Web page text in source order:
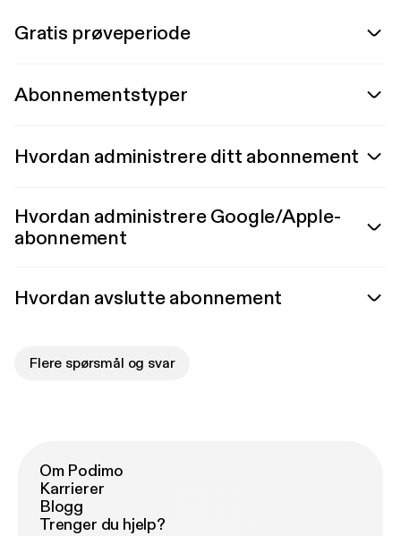
Gratis prøveperiode
Abonnementstyper
Hvordan administrere ditt abonnement
Hvordan administrere Google/Apple-
abonnement
Hvordan avslutte abonnement
Flere spørsmål og svar
Om Podimo
Karrierer
Blogg
Trenger du hjelp?